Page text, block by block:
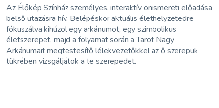
Az Élőkép Színház személyes, interaktív önismereti előadása
belső utazásra hív. Belépéskor aktuális élethelyzetedre
fókuszálva kihúzol egy arkánumot, egy szimbolikus
életszerepet, majd a folyamat során a Tarot Nagy
Arkánumait megtestesítő lélekvezetőkkel az ő szerepük
tükrében vizsgáljátok a te szerepedet.